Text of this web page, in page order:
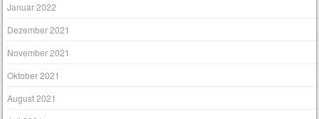
Januar 2022
Dezember 2021
November 2021
Oktober 2021
August 2021